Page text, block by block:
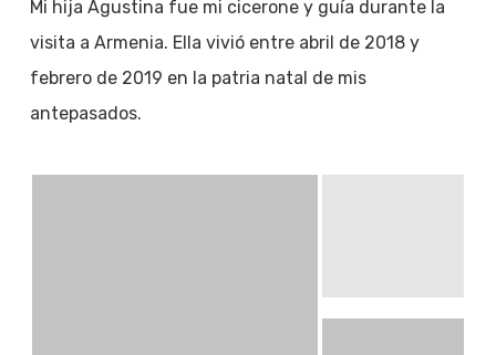
Mi hija Agustina fue mi cicerone y guía durante la
visita a Armenia. Ella vivió entre abril de 2018 y
febrero de 2019 en la patria natal de mis
antepasados.